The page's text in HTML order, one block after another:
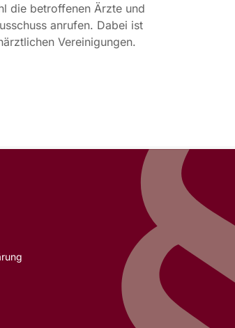
die betroffenen Ärzte und
anrufen. Dabei ist
Vereinigungen.